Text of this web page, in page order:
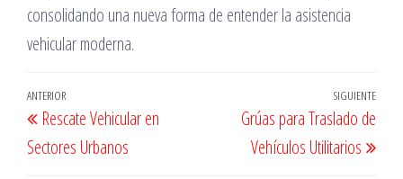
consolidando una nueva forma de entender la asistencia
vehicular moderna.
Navegación
de
entradas
Entrada
anterior
ANTERIOR
Rescate Vehicular en
Sectores Urbanos
SIGUIENTE
Grúas para Traslado de
Vehículos Utilitarios